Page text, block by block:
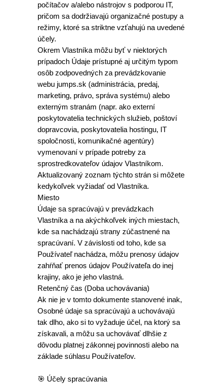
počítačov a/alebo nástrojov s podporou IT,
pričom sa dodržiavajú organizačné postupy a
režimy, ktoré sa striktne vzťahujú na uvedené
účely.
Okrem Vlastníka môžu byť v niektorých
prípadoch Údaje prístupné aj určitým typom
osôb zodpovedných za prevádzkovanie
webu jumps.sk (administrácia, predaj,
marketing, právo, správa systému) alebo
externým stranám (napr. ako externí
poskytovatelia technických služieb, poštoví
dopravcovia, poskytovatelia hostingu, IT
spoločnosti, komunikačné agentúry)
vymenovaní v prípade potreby za
sprostredkovateľov údajov Vlastníkom.
Aktualizovaný zoznam týchto strán si môžete
kedykoľvek vyžiadať od Vlastníka.
Miesto
Údaje sa spracúvajú v prevádzkach
Vlastníka a na akýchkoľvek iných miestach,
kde sa nachádzajú strany zúčastnené na
spracúvaní. V závislosti od toho, kde sa
Používateľ nachádza, môžu prenosy údajov
zahŕňať prenos údajov Používateľa do inej
krajiny, ako je jeho vlastná.
Retenčný čas (Doba uchovávania)
Ak nie je v tomto dokumente stanovené inak,
Osobné údaje sa spracúvajú a uchovávajú
tak dlho, ako si to vyžaduje účel, na ktorý sa
získavali, a môžu sa uchovávať dlhšie z
dôvodu platnej zákonnej povinnosti alebo na
základe súhlasu Používateľov.
🎯 Účely spracúvania